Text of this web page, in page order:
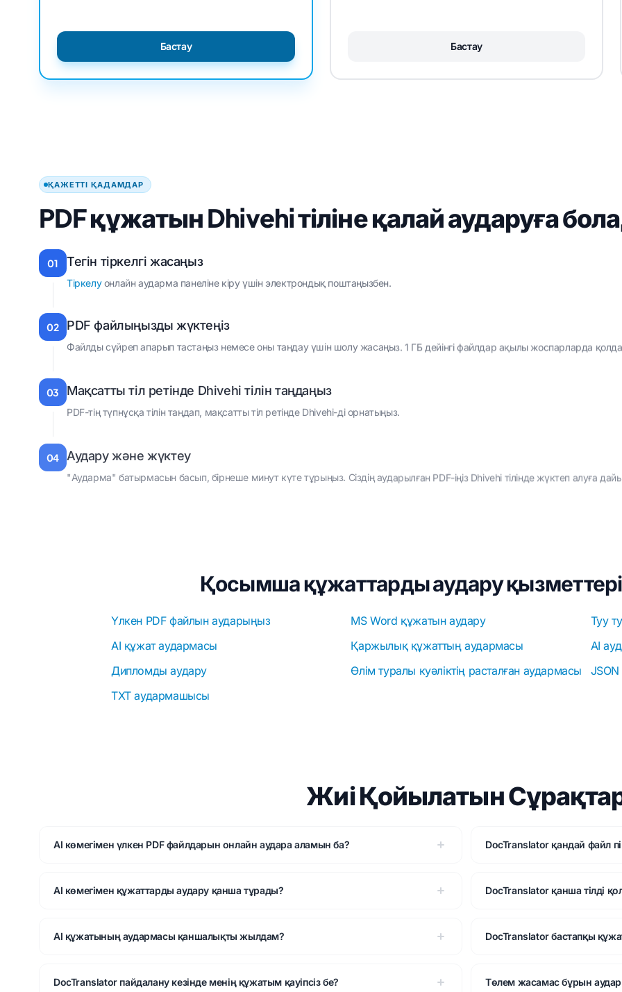
Бастау Бастау
ҚАЖЕТТІ ҚАДАМДАР
PDF құжатын Dhivehi тіліне қалай аударуға
01 Тегін тіркелгі жасаңыз
Тіркелуонлайн аударма панеліне кіру үшін электрондық поштаңызбен.
02 PDF файлыңызды жүктеңіз
Файлды сүйреп апарып тастаңыз немесе оны таңдау үшін шолу жасаңыз. 1 ГБ дейінгі файлдар ақылы жоспарларда
03 Мақсатты тіл ретінде Dhivehi тілін таңдаңыз
PDF-тің түпнұсқа тілін таңдап, мақсатты тіл ретінде Dhivehi-ді орнатыңыз.
04 Аудару және жүктеу
"Аударма" батырмасын басып, бірнеше минут күте тұрыңыз. Сіздің аударылған PDF-іңіз Dhivehi тілінде жүктеп алуға
Қосымша құжаттарды аудару
Үлкен PDF файлын аударыңыз MS Word құжатын аудару
Туу
AI құжат аудармасы
Қаржылық құжаттың аудармасы
AI
Дипломды аудару
Өлім туралы куәліктің расталған аудармасы
TXT аудармашысы
Жиі Қойылатын
AI көмегімен үлкен PDF файлдарын онлайн аудара аламын ба? DocTranslator қандай файл
AI көмегімен құжаттарды аудару қанша тұрады? DocTranslator қанша тілді
AI құжатының аудармасы қаншалықты жылдам? DocTranslator бастапқы
DocTranslator пайдалану кезінде менің құжатым қауіпсіз бе? Төлем жасамас бұрын